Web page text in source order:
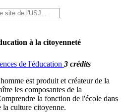
à la citoyenneté
de l'éducation 3 crédits
est produit et créateur de la
les composantes de la
la fonction de l'école dans
la culture citoyenne.